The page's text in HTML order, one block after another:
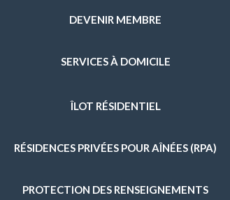
DEVENIR MEMBRE
SERVICES À DOMICILE
PRÉPARATION DE REPAS
ÎLOT RÉSIDENTIEL
RÉSIDENCES PRIVÉES POUR AÎNÉES (RPA)
PROTECTION DES RENSEIGNEMENTS